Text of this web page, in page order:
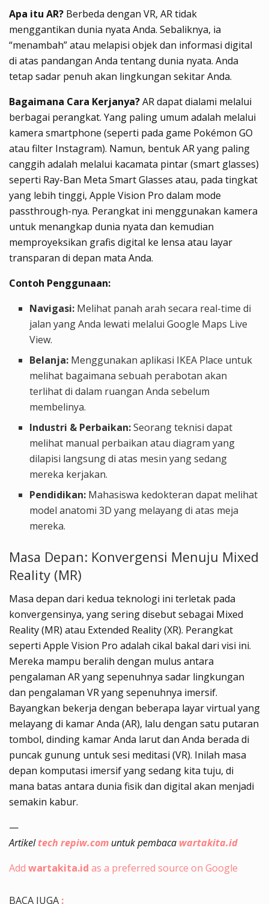
Apa itu AR? Berbeda dengan VR, AR tidak
menggantikan dunia nyata Anda. Sebaliknya, ia
“menambah” atau melapisi objek dan informasi digital
di atas pandangan Anda tentang dunia nyata. Anda
tetap sadar penuh akan lingkungan sekitar Anda.
Bagaimana Cara Kerjanya?AR dapat dialami melalui
berbagai perangkat. Yang paling umum adalah melalui
kamera smartphone (seperti pada game Pokémon GO
atau filter Instagram). Namun, bentuk AR yang paling
canggih adalah melalui kacamata pintar (smart glasses)
seperti Ray-Ban Meta Smart Glasses atau, pada tingkat
yang lebih tinggi, Apple Vision Pro dalam mode
passthrough-nya. Perangkat ini menggunakan kamera
untuk menangkap dunia nyata dan kemudian
memproyeksikan grafis digital ke lensa atau layar
transparan di depan mata Anda.
Contoh Penggunaan:
Navigasi: Melihat panah arah secara real-time di
jalan yang Anda lewati melalui Google Maps Live
View.
Belanja: Menggunakan aplikasi IKEA Place untuk
melihat bagaimana sebuah perabotan akan
terlihat di dalam ruangan Anda sebelum
membelinya.
Industri & Perbaikan:Seorang teknisi dapat
melihat manual perbaikan atau diagram yang
dilapisi langsung di atas mesin yang sedang
mereka kerjakan.
Pendidikan: Mahasiswa kedokteran dapat melihat
model anatomi 3D yang melayang di atas meja
mereka.
Masa Depan: Konvergensi Menuju Mixed
Reality (MR)
Masa depan dari kedua teknologi ini terletak pada
konvergensinya, yang sering disebut sebagai Mixed
Reality (MR) atau Extended Reality (XR). Perangkat
seperti Apple Vision Pro adalah cikal bakal dari visi ini.
Mereka mampu beralih dengan mulus antara
pengalaman AR yang sepenuhnya sadar lingkungan
dan pengalaman VR yang sepenuhnya imersif.
Bayangkan bekerja dengan beberapa layar virtual yang
melayang di kamar Anda (AR), lalu dengan satu putaran
tombol, dinding kamar Anda larut dan Anda berada di
puncak gunung untuk sesi meditasi (VR). Inilah masa
depan komputasi imersif yang sedang kita tuju, di
mana batas antara dunia fisik dan digital akan menjadi
semakin kabur.
—
Artikeltech repiw.com untuk pembaca wartakita.id
Add wartakita.id as a preferred source on Google
BACA JUGA :